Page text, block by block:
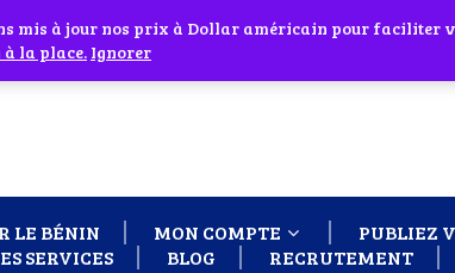
LE BÉNIN MON COMPTE
PUBLIEZ
SERVICES BLOG RECRUTEMENT
par WhatsApp au +229 01 95 33 60 26 Ignorer
mis à jour nos prix à Dollar américain pour faciliter
la place. Ignorer